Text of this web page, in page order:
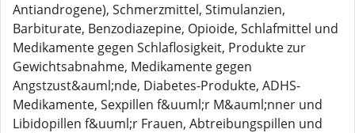
Antiandrogene), Schmerzmittel, Stimulanzien,
Barbiturate, Benzodiazepine, Opioide, Schlafmittel und
Medikamente gegen Schlaflosigkeit, Produkte zur
Gewichtsabnahme, Medikamente gegen
Angstzust&auml;nde, Diabetes-Produkte, ADHS-
Medikamente, Sexpillen f&uuml;r M&auml;nner und
Libidopillen f&uuml;r Frauen, Abtreibungspillen und